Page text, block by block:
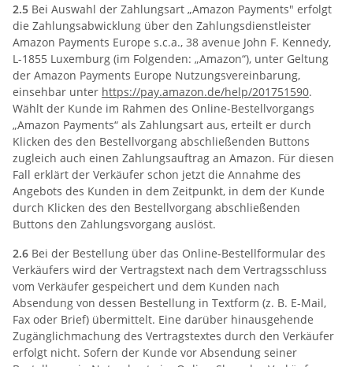
2.5 Bei Auswahl der Zahlungsart „Amazon Payments" erfolgt
die Zahlungsabwicklung über den Zahlungsdienstleister
Amazon Payments Europe s.c.a., 38 avenue John F. Kennedy,
L-1855 Luxemburg (im Folgenden: „Amazon“), unter Geltung
der Amazon Payments Europe Nutzungsvereinbarung,
einsehbar unter https://pay.amazon.de/help/201751590.
Wählt der Kunde im Rahmen des Online-Bestellvorgangs
„Amazon Payments“ als Zahlungsart aus, erteilt er durch
Klicken des den Bestellvorgang abschließenden Buttons
zugleich auch einen Zahlungsauftrag an Amazon. Für diesen
Fall erklärt der Verkäufer schon jetzt die Annahme des
Angebots des Kunden in dem Zeitpunkt, in dem der Kunde
durch Klicken des den Bestellvorgang abschließenden
Buttons den Zahlungsvorgang auslöst.
2.6 Bei der Bestellung über das Online-Bestellformular des
Verkäufers wird der Vertragstext nach dem Vertragsschluss
vom Verkäufer gespeichert und dem Kunden nach
Absendung von dessen Bestellung in Textform (z. B. E-Mail,
Fax oder Brief) übermittelt. Eine darüber hinausgehende
Zugänglichmachung des Vertragstextes durch den Verkäufer
erfolgt nicht. Sofern der Kunde vor Absendung seiner